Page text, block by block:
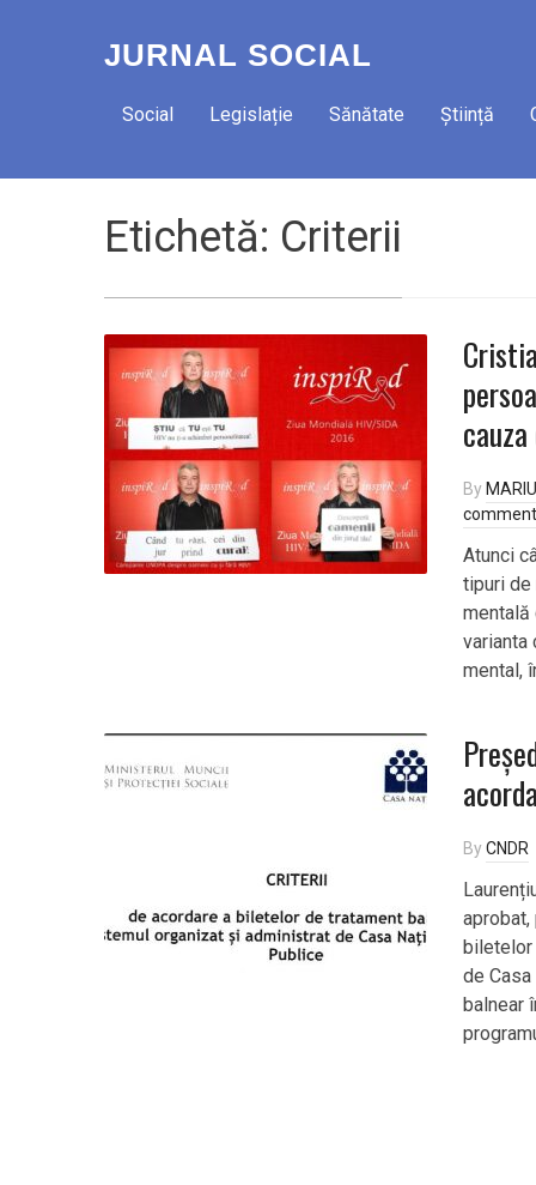
JURNAL SOCIAL
Social Legislație Sănătate Știință
Etichetă: Criterii
By
Atunci
tipuri
mentală
varianta
mental,
ByCNDR
biletelor
de
balnear